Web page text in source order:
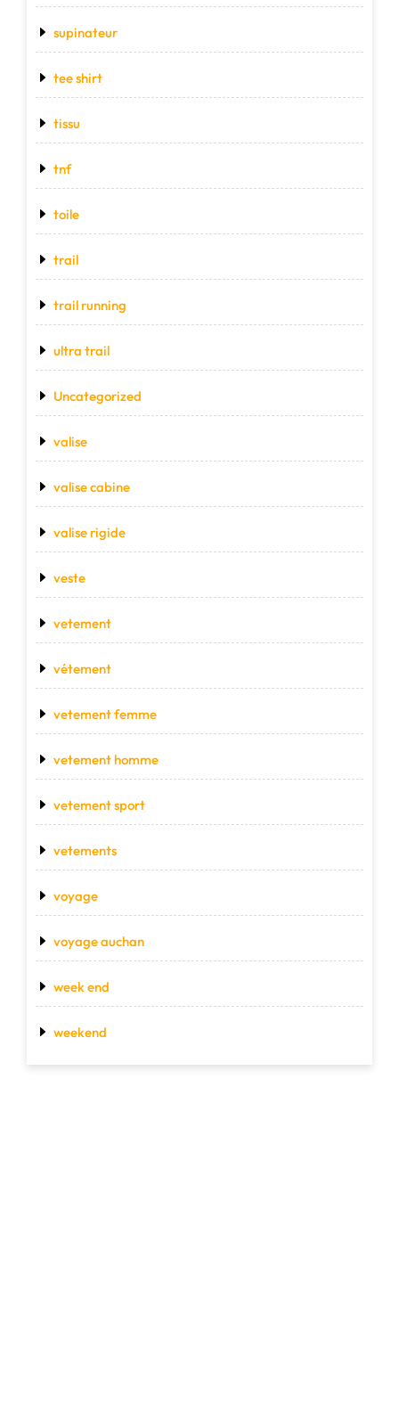
supinateur
tee shirt
tissu
tnf
toile
trail
trail running
ultra trail
Uncategorized
valise
valise cabine
valise rigide
veste
vetement
vétement
vetement femme
vetement homme
vetement sport
vetements
voyage
voyage auchan
week end
weekend